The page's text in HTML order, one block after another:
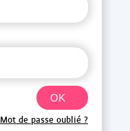
Mot de passe oublié ?